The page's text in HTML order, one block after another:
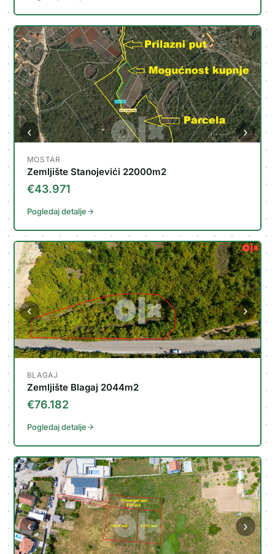
‹ ›
MOSTAR
Zemljište Stanojevići 22000m2
€43.971
Pogledaj detalje
‹ ›
BLAGAJ
Zemljište Blagaj 2044m2
€76.182
Pogledaj detalje
‹ ›